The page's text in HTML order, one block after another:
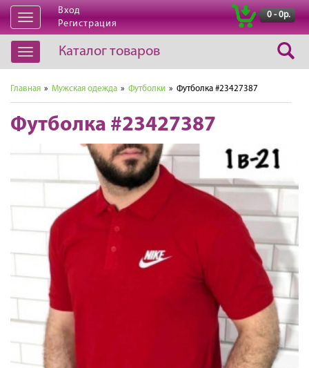
Открыть
навигацию
Вход
Регистрация
0 - 0р.
Открыть
навигацию
Каталог товаров
Главная » Мужская одежда » Футболки » Футболка #23427387
Футболка #23427387